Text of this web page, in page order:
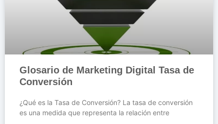
Glosario de Marketing Digital Tasa de
Conversión
¿Qué es la Tasa de Conversión? La tasa de conversión
es una medida que representa la relación entre